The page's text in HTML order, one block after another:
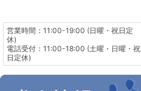
営業時間：11:00-19:00 (日曜・祝日定
休)
電話受付：11:00-18:00 (土曜・日曜・祝
日定休)